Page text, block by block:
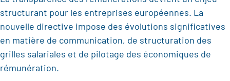
structurant pour les entreprises européennes. La
nouvelle directive impose des évolutions significatives
en matière de communication, de structuration des
grilles salariales et de pilotage des économiques de
rémunération.